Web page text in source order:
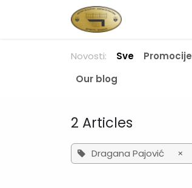
Novosti: Sve Promocije
Our blog
2 Articles
Dragana Pajović ×